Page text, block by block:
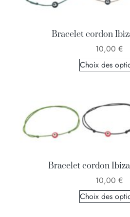
Bracelet cordon
10,00 €
Choix des
Bracelet cordon
10,00 €
Choix des